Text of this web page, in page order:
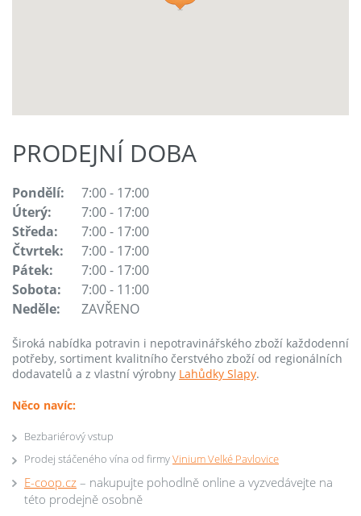
PRODEJNÍ DOBA
Pondělí:
7:00 - 17:00
Úterý:
7:00 - 17:00
Středa:
7:00 - 17:00
Čtvrtek:
7:00 - 17:00
Pátek:
7:00 - 17:00
Sobota:
7:00 - 11:00
Neděle:
ZAVŘENO
Široká nabídka potravin i nepotravinářského zboží každodenní
potřeby, sortiment kvalitního čerstvého zboží od regionálních
dodavatelů a z vlastní výrobny Lahůdky Slapy.
Něco navíc:
Bezbariérový vstup
Prodej stáčeného vína od firmyVinium Velké Pavlovice
E-coop.cz – nakupujte pohodlně online a vyzvedávejte na
této prodejně osobně